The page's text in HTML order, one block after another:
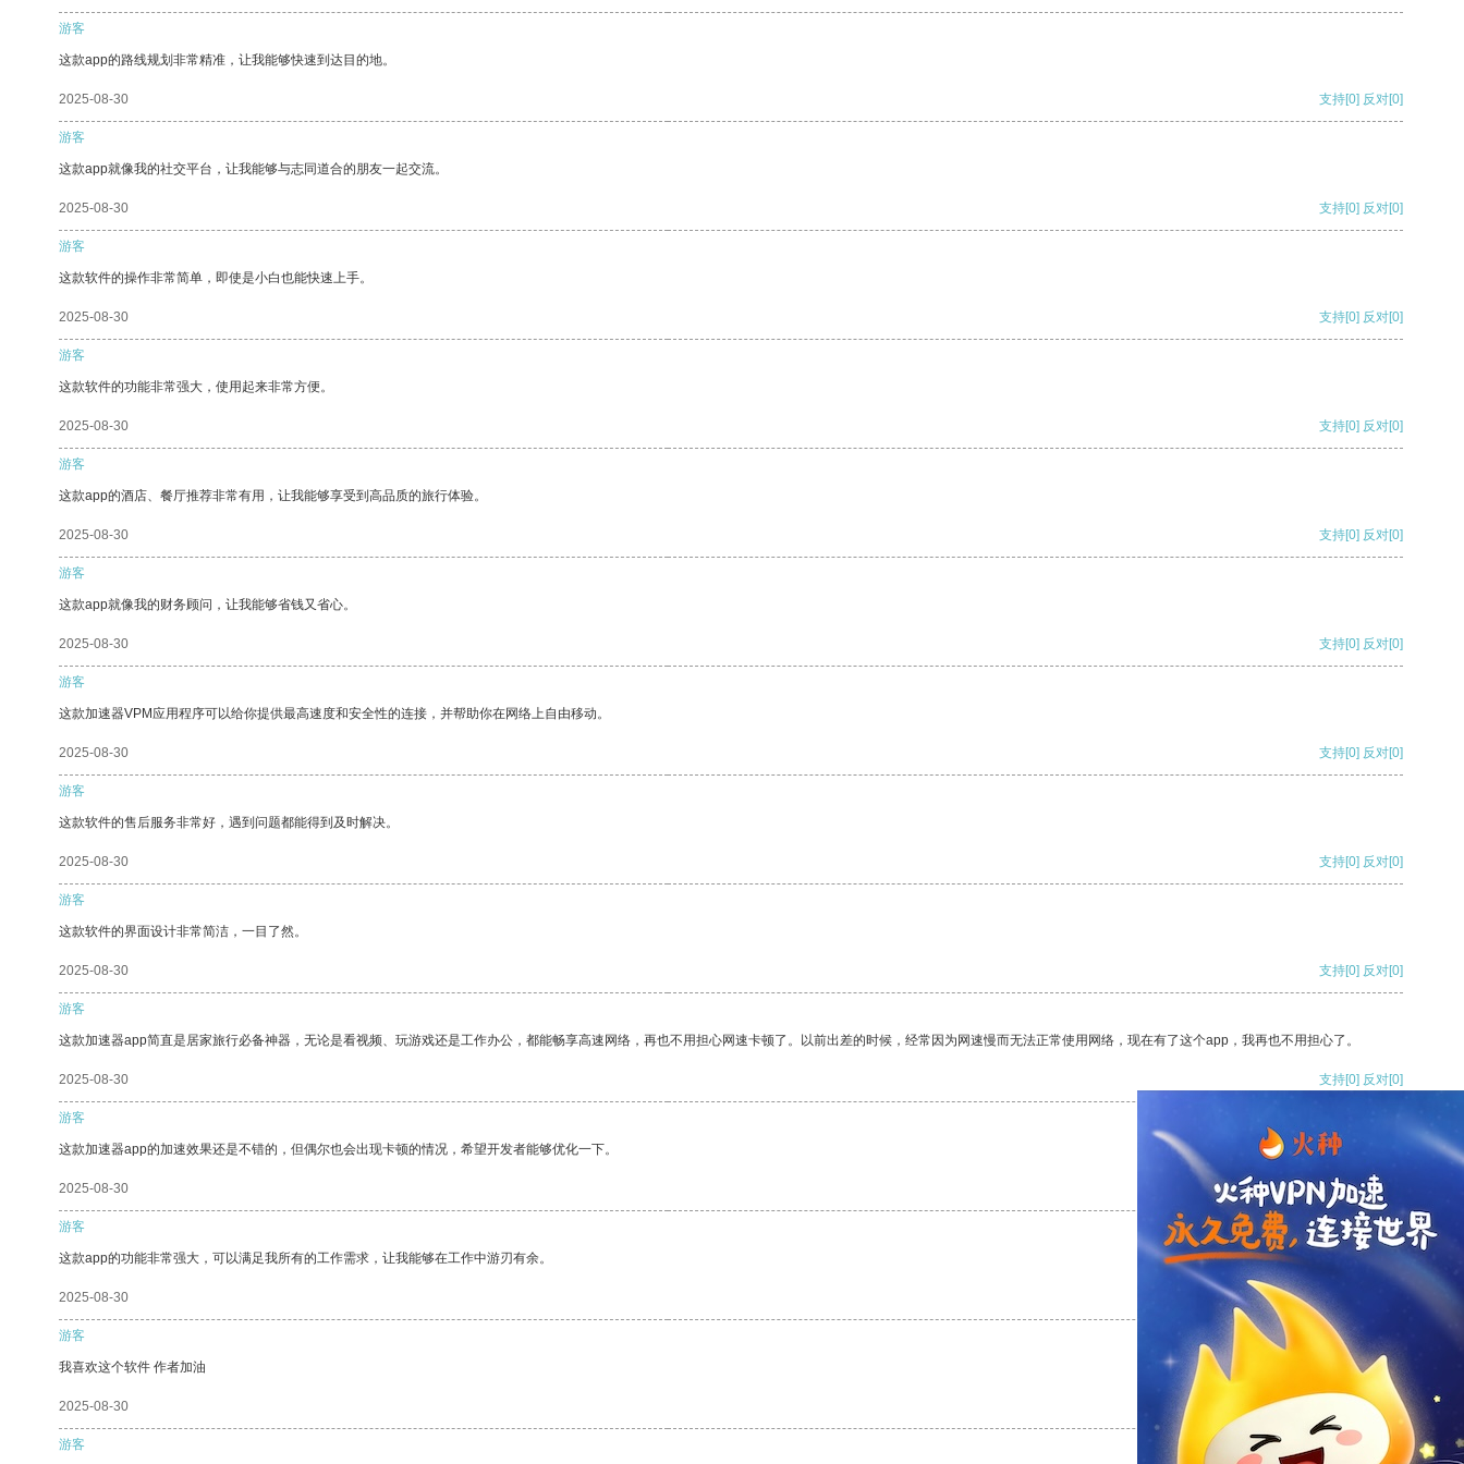
游客
这款app的路线规划非常精准，让我能够快速到达目的地。
2025-08-30 支持[0] 反对[0]
游客
这款app就像我的社交平台，让我能够与志同道合的朋友一起交流。
2025-08-30 支持[0] 反对[0]
游客
这款软件的操作非常简单，即使是小白也能快速上手。
2025-08-30 支持[0] 反对[0]
游客
这款软件的功能非常强大，使用起来非常方便。
2025-08-30 支持[0] 反对[0]
游客
这款app的酒店、餐厅推荐非常有用，让我能够享受到高品质的旅行体验。
2025-08-30 支持[0] 反对[0]
游客
这款app就像我的财务顾问，让我能够省钱又省心。
2025-08-30 支持[0] 反对[0]
游客
这款加速器VPM应用程序可以给你提供最高速度和安全性的连接，并帮助你在网络上自由移动。
2025-08-30 支持[0] 反对[0]
游客
这款软件的售后服务非常好，遇到问题都能得到及时解决。
2025-08-30 支持[0] 反对[0]
游客
这款软件的界面设计非常简洁，一目了然。
2025-08-30 支持[0] 反对[0]
游客
这款加速器app简直是居家旅行必备神器，无论是看视频、玩游戏还是工作办公，都能畅享高速网络，再也不用担心网速卡顿了。以前出差的时候，经常因为网速慢而无法正常使用网络，现在有了这个app，我再也不用担心了。
2025-08-30 支持[0] 反对[0]
游客
这款加速器app的加速效果还是不错的，但偶尔也会出现卡顿的情况，希望开发者能够优化一下。
2025-08-30 支持[0] 反对
游客
这款app的功能非常强大，可以满足我所有的工作需求，让我能够在工作中游刃有余。
2025-08-30 支持
游客
我喜欢这个软件 作者加油
2025-08-30 反对 [0]
游客